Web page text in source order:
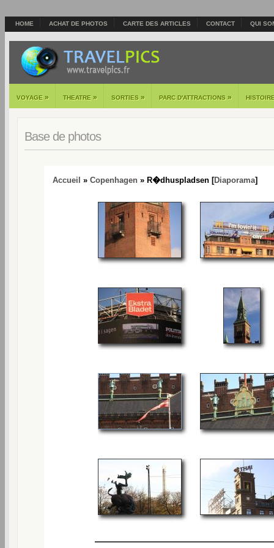
HOME ACHAT DE PHOTOS CARTE DES ARTICLES CONTACT QUI
VOYAGE » THEATRE » SORTIES » PARC D'ATTRACTIONS »
Base de photos
Accueil » Copenhagen » R�dhuspladsen [Diaporama]